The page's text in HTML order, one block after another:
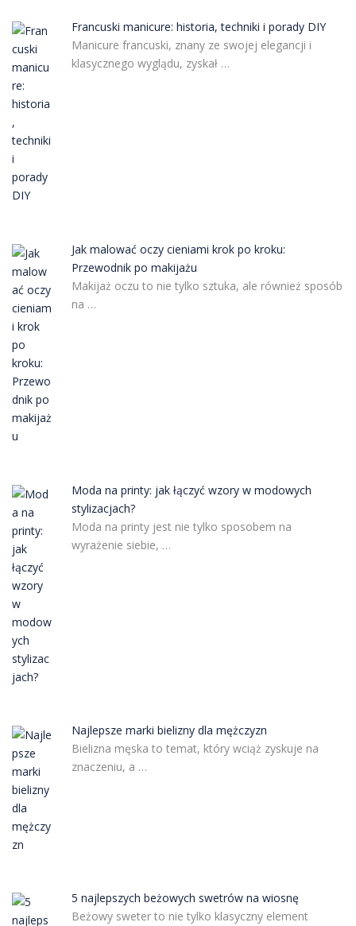
Francuski manicure: historia, techniki i porady DIY
Manicure francuski, znany ze swojej elegancji i
klasycznego wyglądu, zyskał …
Jak malować oczy cieniami krok po kroku:
Przewodnik po makijażu
Makijaż oczu to nie tylko sztuka, ale również sposób
na …
Moda na printy: jak łączyć wzory w modowych
stylizacjach?
Moda na printy jest nie tylko sposobem na
wyrażenie siebie, …
Najlepsze marki bielizny dla mężczyzn
Bielizna męska to temat, który wciąż zyskuje na
znaczeniu, a …
5 najlepszych beżowych swetrów na wiosnę
Beżowy sweter to nie tylko klasyczny element